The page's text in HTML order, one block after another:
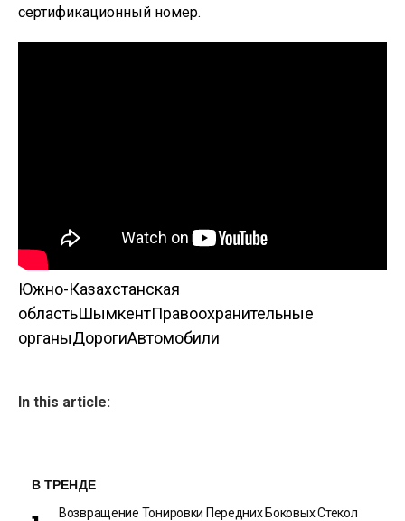
сертификационный номер.
Южно-Казахстанская
областьШымкентПравоохранительные
органыДорогиАвтомобили
In this article:
В ТРЕНДЕ
Возвращение Тонировки Передних Боковых Стекол